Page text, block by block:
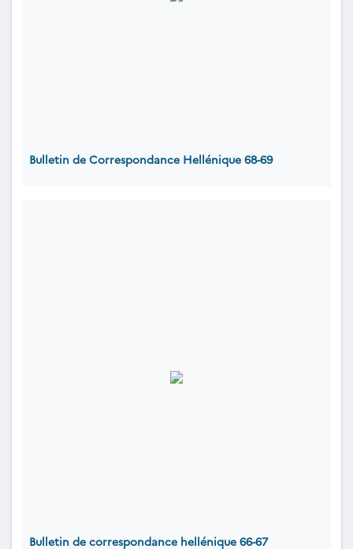
Bulletin de Correspondance Hellénique 68-69
Bulletin de correspondance hellénique 66-67